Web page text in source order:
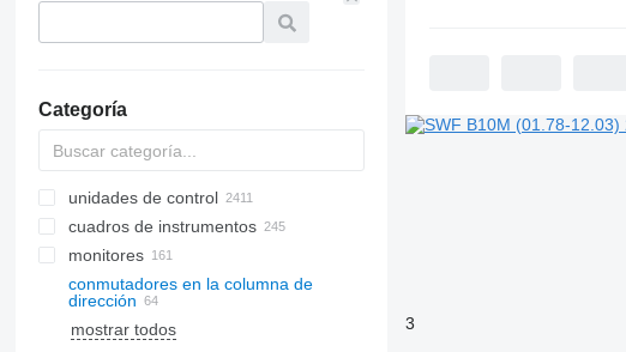
Categoría
unidades de control
cuadros de instrumentos
monitores
conmutadores en la columna de
dirección
mostrar todos
3